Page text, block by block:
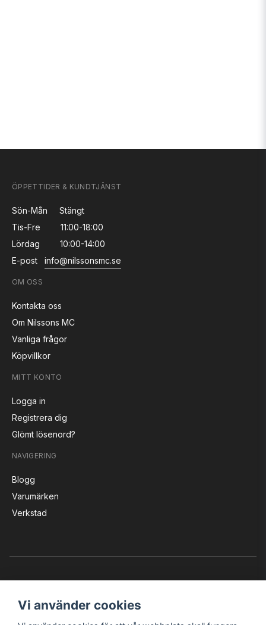
ÖPPETTIDER & KUNDTJÄNST
Sön-Mån
Stängt
Tis-Fre
11:00-18:00
Lördag
10:00-14:00
E-post
info@nilssonsmc.se
OM OSS
Kontakta oss
Om Nilssons MC
Vanliga frågor
Köpvillkor
MITT KONTO
Logga in
Registrera dig
Glömt lösenord?
NAVIGERING
Blogg
Varumärken
Verkstad
Vi använder cookies